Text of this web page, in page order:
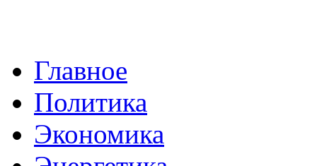
Главное
Политика
Экономика